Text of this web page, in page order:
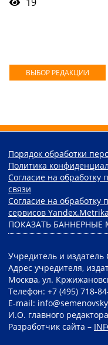
ВЫБОР РЕДАКЦИИ
Порядок обработки
Политика
Согласие на
связи
Согласие на
сервисов
ПОКАЗАТЬ БАННЕРНЫЕ
Учредитель и
Адрес учредителя,
Москва, ул.
Телефон: +7 (495) 718-
E-mail:
И.О. главного
Разработчик сайта –